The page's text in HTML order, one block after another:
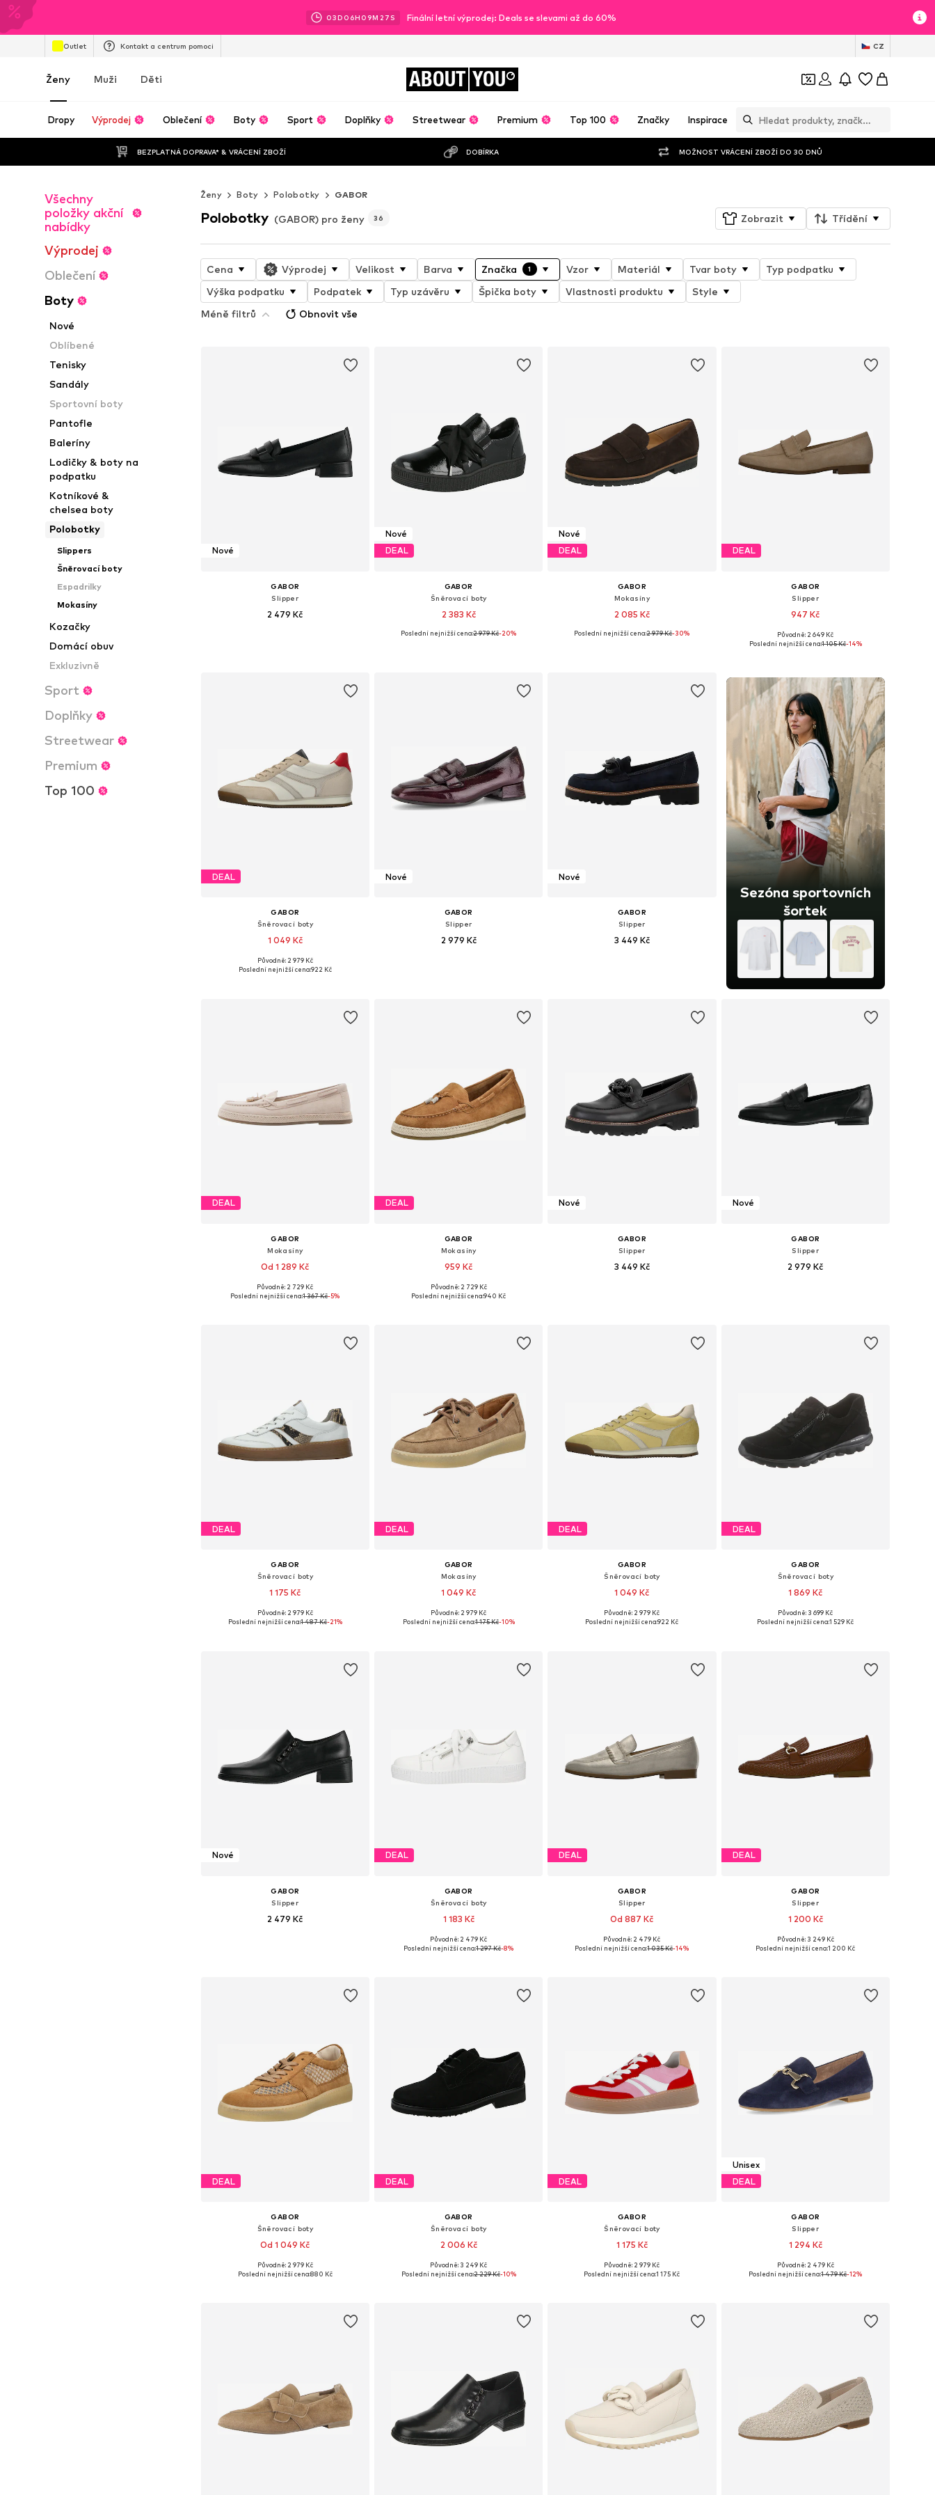
03D 06H 09M 25 S Finální letní výprodej: Deals se slevami až do 60%
Outlet Kontakt a centrum pomoci CZ
Ženy Muži Děti ABOUT YOU
Dropy Výprodej Oblečení Boty Sport Doplňky Streetwear Premium Top 100 Značky Inspirace
BEZPLATNÁ DOPRAVA* & VRÁCENÍ ZBOŽÍ DOBÍRKA MOŽNOST VRÁCENÍ ZBOŽÍ DO 30 DNŮ
Všechny
položky akční
nabídky
Výprodej
Oblečení
Boty
Nové
Oblíbené
Tenisky
Sandály
Sportovní boty
Pantofle
Baleríny
Lodičky & boty na
podpatku
Kotníkové &
chelsea boty
Polobotky
Slippers
Šněrovací boty
Espadrilky
Mokasíny
Kozačky
Domácí obuv
Exkluzivně
Sport
Doplňky
Streetwear
Premium
Top 100
Ženy Boty Polobotky GABOR
Polobotky (GABOR) pro ženy 36 Zobrazit Třídění
Cena Výprodej Velikost Barva Značka 1 Vzor Materiál Tvar boty
Typ podpatku
Výška podpatku
Podpatek Typ uzávěru Špička boty Vlastnosti produktu
Style
Méně filtrů
Obnovit vše
Nové
GABOR
Slipper
2 479 Kč
Nové
DEAL
GABOR
Šněrovací boty
2 383 Kč
Dostupné v mnoha velikostech
Poslední nejnižší cena:2 979 Kč-20%
Nové
DEAL
GABOR
Mokasíny
2 085 Kč
Dostupné v mnoha velikostech
Poslední nejnižší cena:2 979 Kč-30%
DEAL
GABOR
Slipper
947 Kč
Dostupné velikosti: 39, 39,5-40, 41
Původně: 2 649 Kč
Poslední nejnižší cena:1 105 Kč-14%
DEAL
GABOR
Šněrovací boty
1 049 Kč
Dostupné v mnoha velikostech
Původně: 2 979 Kč
Poslední nejnižší cena:922 Kč
Nové
GABOR
Slipper
2 979 Kč
Nové
GABOR
Slipper
3 449 Kč
Sezóna sportovních
šortek
DEAL
GABOR
Mokasíny
Od 1 289 Kč
Dostupné v mnoha velikostech
Původně: 2 729 Kč
Poslední nejnižší cena:1 367 Kč-5%
DEAL
GABOR
Mokasíny
959 Kč
Dostupné velikosti: 38, 40, 41, 42
Původně: 2 729 Kč
Poslední nejnižší cena:940 Kč
Nové
GABOR
Slipper
3 449 Kč
Nové
GABOR
Slipper
2 979 Kč
DEAL
GABOR
Šněrovací boty
1 175 Kč
Dostupné v mnoha velikostech
Původně: 2 979 Kč
Poslední nejnižší cena:1 487 Kč-21%
DEAL
GABOR
Mokasíny
1 049 Kč
Dostupné velikosti: 36, 37, 39, 40
Původně: 2 979 Kč
Poslední nejnižší cena:1 175 Kč-10%
DEAL
GABOR
Šněrovací boty
1 049 Kč
Dostupné velikosti: 37, 38, 39, 39,5-40
Původně: 2 979 Kč
Poslední nejnižší cena:922 Kč
DEAL
GABOR
Šněrovací boty
1 869 Kč
Dostupné velikosti: 36, 37, 38, 39, 40, 41,5
Původně: 3 699 Kč
Poslední nejnižší cena:1 529 Kč
Nové
GABOR
Slipper
2 479 Kč
DEAL
GABOR
Šněrovací boty
1 183 Kč
Dostupné velikosti: 36, 37, 38, 39
Původně: 2 479 Kč
Poslední nejnižší cena:1 297 Kč-8%
DEAL
GABOR
Slipper
Od 887 Kč
Dostupné velikosti: 39, 39,5-40
Původně: 2 479 Kč
Poslední nejnižší cena:1 035 Kč-14%
DEAL
GABOR
Slipper
1 200 Kč
Dostupné velikosti: 38, 39,5-40
Původně: 3 249 Kč
Poslední nejnižší cena:1 200 Kč
DEAL
GABOR
Šněrovací boty
Od 1 049 Kč
Dostupné velikosti: 38, 40, 41
Původně: 2 979 Kč
Poslední nejnižší cena:880 Kč
DEAL
GABOR
Šněrovací boty
2 006 Kč
Dostupné velikosti: 37, 39, 39,5-40
Původně: 3 249 Kč
Poslední nejnižší cena:2 229 Kč-10%
DEAL
GABOR
Šněrovací boty
1 175 Kč
Dostupné velikosti: 36, 37, 38, 40
Původně: 2 979 Kč
Poslední nejnižší cena:1 175 Kč
Unisex
DEAL
GABOR
Slipper
1 294 Kč
Dostupné velikosti: 37
Původně: 2 479 Kč
Poslední nejnižší cena:1 479 Kč-12%